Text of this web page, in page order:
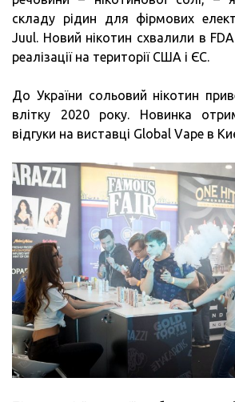
складу рідин для фірмових
Juul. Новий нікотин схвалили в
реалізації на території США і ЄС.
До України сольовий нікотин
влітку 2020 року. Новинка
відгуки на виставці Global Vape в